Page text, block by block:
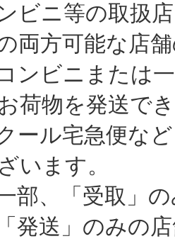
ビニ等の取扱
両方可能な店
ニまたは一
荷物を発送で
宅急便など
います。
「受取」の
」のみの店